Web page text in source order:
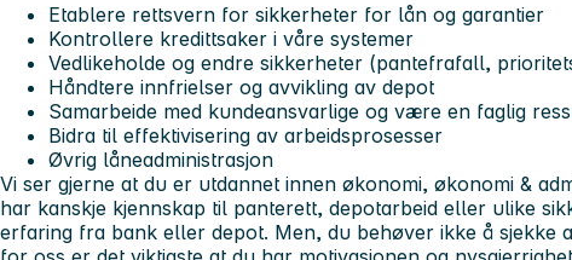
Etablere rettsvern for sikkerheter for lån og garantier
Kontrollere kredittsaker i våre systemer
Vedlikeholde og endre sikkerheter (pantefrafall,
Håndtere innfrielser og avvikling av depot
Samarbeide med kundeansvarlige og være en faglig
Bidra til effektivisering av arbeidsprosesser
Øvrig låneadministrasjon
Vi ser gjerne at du er utdannet innen økonomi, økonomi &
har kanskje kjennskap til panterett, depotarbeid eller ulike
erfaring fra bank eller depot. Men, du behøver ikke å sjekke